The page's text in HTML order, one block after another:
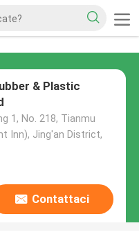
& Plastic
1, No. 218, Tianmu
Inn), Jing'an District,
Contattaci